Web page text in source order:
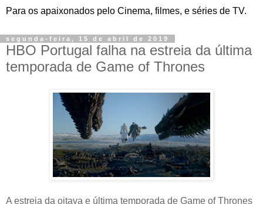
Para os apaixonados pelo Cinema, filmes, e séries de TV.
segunda-feira, 15 de abril de 2019
HBO Portugal falha na estreia da última
temporada de Game of Thrones
A estreia da oitava e última temporada de Game of Thrones